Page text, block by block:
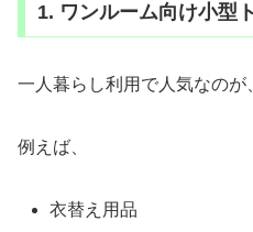
1. ワンルーム向け小型
一人暮らし利用で人気なのが
例えば、
衣替え用品